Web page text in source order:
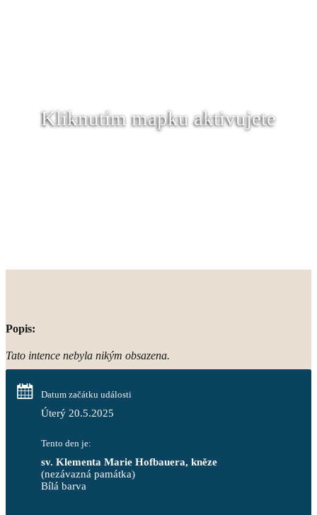
Kliknutím mapku aktivujete
Popis:
Tato intence nebyla nikým obsazena.
Datum začátku události
Úterý 20.5.2025
Tento den je:
sv. Klementa Marie Hofbauera, kněze
(nezávazná památka)
Bílá barva